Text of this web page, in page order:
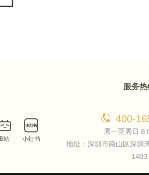
B站 小红书
服务
400-
周一至周日
地址：深圳市南山区深圳
1403